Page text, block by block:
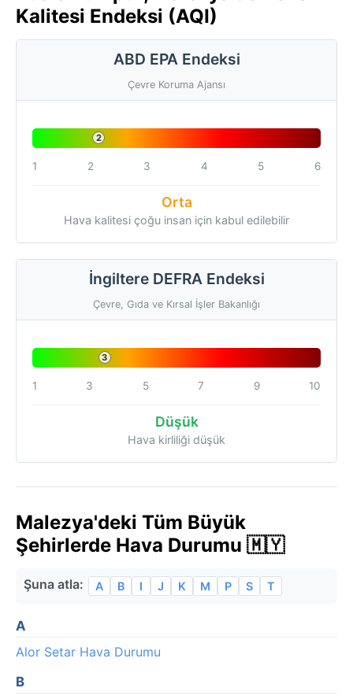
Kalitesi Endeksi (AQI)
ABD EPA Endeksi
Çevre Koruma Ajansı
2
1 2 3 4 5 6
Orta
Hava kalitesi çoğu insan için kabul edilebilir
İngiltere DEFRA Endeksi
Çevre, Gıda ve Kırsal İşler Bakanlığı
3
1 3 5 7 9 10
Düşük
Hava kirliliği düşük
Malezya'deki Tüm Büyük
Şehirlerde Hava Durumu 🇲🇾
Şuna atla: A B I J K M P S T
A
Alor Setar Hava Durumu
B